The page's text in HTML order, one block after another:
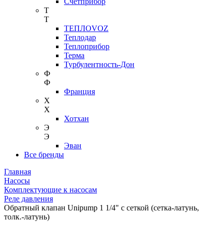
Т
Т
ТЕПЛОVOZ
Теплодар
Теплоприбор
Терма
Турбулентность-Дон
Ф
Ф
Франция
Х
Х
Хотхан
Э
Э
Эван
Все бренды
Главная
Насосы
Комплектующие к насосам
Реле давления
Обратный клапан Unipump 1 1/4" с сеткой (сетка-латунь,
толк.-латунь)